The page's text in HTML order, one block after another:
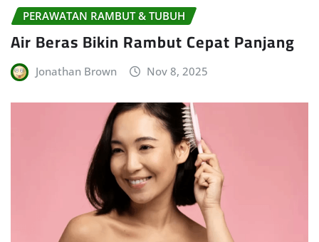
PERAWATAN RAMBUT & TUBUH
Air Beras Bikin Rambut Cepat Panjang
Jonathan Brown Nov 8, 2025